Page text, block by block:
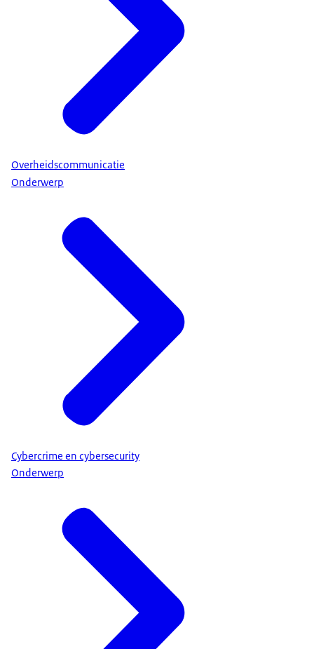
gegevens te stelen of om je op te lichten. Een
bericht of een mail komt lijkt van iemand die je
vertrouwt. Zoals een vriend, een medewerker van
een winkel met een mooie aanbieding of zelfs van
je bank. Door de slimme manieren van online
misleiding, kan het iedereen overkomen. Ook jou.
Denk vooruit
Check de wie jou het bericht heeft gestuurd.
van de afzender.
• Je herkent een vals e-mailadres door vreemde
tekens of een naam die afwijkt van een bekend e-
mailadres. Of het is een heel vreemd en
ongeloofwaardig e-mailadres.
• Klopt het niet of twijfel je nog steeds? Klik weg!
• Ben je toch nieuwsgierig? Neem dan op een
andere manier contact op met degene die het
bericht heeft gestuurd. Bijvoorbeeld via het jou
bekende telefoonnummer of e-mailadres.
• Je kunt ook altijd de link checken, bijvoorbeeld
Overheidscommunicatie
Onderwerp
Cybercrime en cybersecurity
Onderwerp